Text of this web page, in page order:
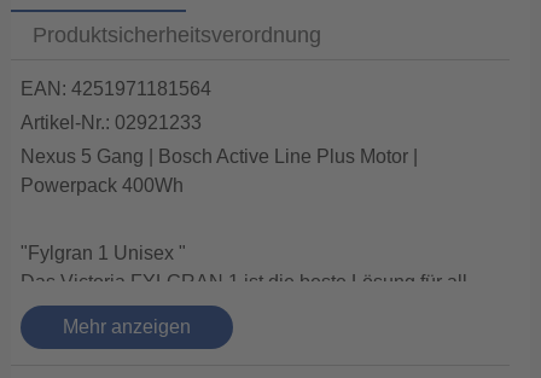
Produktsicherheitsverordnung
EAN: 4251971181564
Artikel-Nr.: 02921233
Nexus 5 Gang | Bosch Active Line Plus Motor |
Powerpack 400Wh
"Fylgran 1 Unisex "
Das Victoria FYLGRAN 1 ist die beste Lösung für all
diejenigen, die mit dem Fahrrad zum Bahnhof pendeln
und das Rad im Zug komfortabel mitnehmen wollen.
Mehr anzeigen